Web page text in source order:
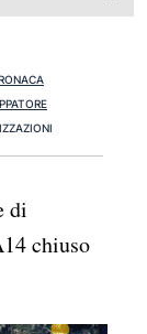
di
chiuso